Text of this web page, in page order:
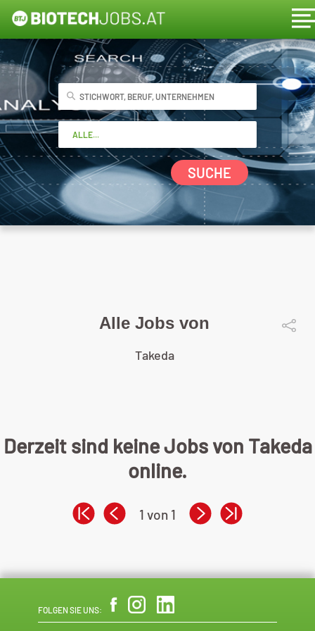
SUCHE
Alle Jobs von
Takeda
Derzeit sind keine Jobs von Takeda
online.
1 von 1
FOLGEN SIE UNS: